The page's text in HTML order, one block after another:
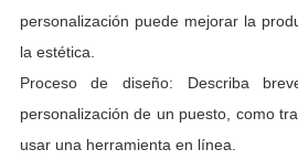
personalización puede mejorar la
la estética.
Proceso de diseño: Describa
personalización de un puesto, como
usar una herramienta en línea.